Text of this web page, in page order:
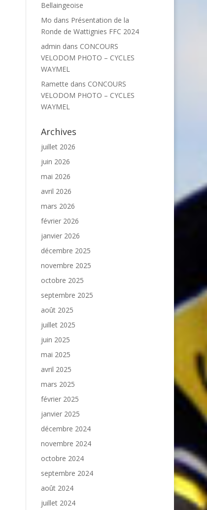
Bellaingeoise
Mo dans Présentation de la
Ronde de Wattignies FFC 2024
admin dans CONCOURS
VELODOM PHOTO – CYCLES
WAYMEL
Ramette dans CONCOURS
VELODOM PHOTO – CYCLES
WAYMEL
Archives
juillet 2026
juin 2026
mai 2026
avril 2026
mars 2026
février 2026
janvier 2026
décembre 2025
novembre 2025
octobre 2025
septembre 2025
août 2025
juillet 2025
juin 2025
mai 2025
avril 2025
mars 2025
février 2025
janvier 2025
décembre 2024
novembre 2024
octobre 2024
septembre 2024
août 2024
juillet 2024